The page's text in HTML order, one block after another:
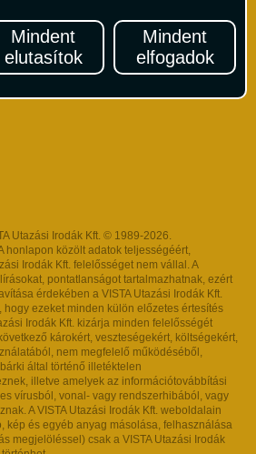
Mindent
elutasítok
Mindent
elfogadok
egyik legszínesebb utazási
Utazási Irodák Kft. © 1989-2026.
honlapon közölt adatok teljességéért,
Irodák Kft. felelősséget nem vállal. A
pontatlanságot tartalmazhatnak, ezért
érdekében a VISTA Utazási Irodák Kft.
ezeket minden külön előzetes értesítés
Irodák Kft. kizárja minden felelősségét
károkért, veszteségekért, költségekért,
nem megfelelő működéséből,
által történő illetéktelen
illetve amelyek az információtovábbítási
vírusból, vonal- vagy rendszerhibából, vagy
A VISTA Utazási Irodák Kft. weboldalain
kép és egyéb anyag másolása, felhasználása
megjelöléssel) csak a VISTA Utazási Irodák